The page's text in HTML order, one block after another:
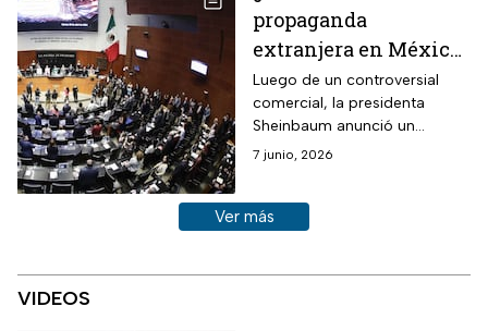
propaganda
extranjera en México?
Paso a paso para
entender la reforma
que discutirá el
Senado
Luego de un controversial
comercial, la presidenta
Sheinbaum anunció un
cambio en las leyes
7 junio, 2026
Ver más historias sobre este tema
Ver más
VIDEOS